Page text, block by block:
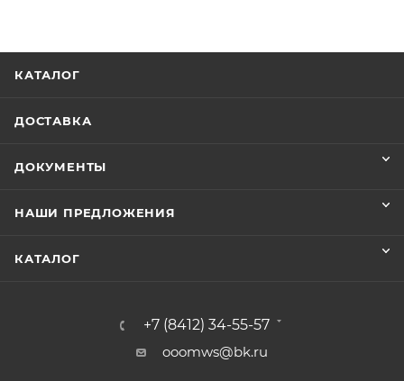
КАТАЛОГ
ДОСТАВКА
ДОКУМЕНТЫ
НАШИ ПРЕДЛОЖЕНИЯ
КАТАЛОГ
+7 (8412) 34-55-57
ooomws@bk.ru